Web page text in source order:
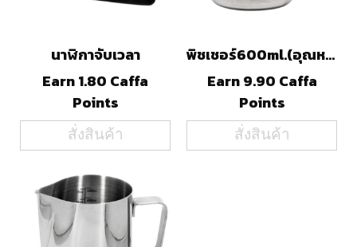
นาฬิกาจับเวลา
Earn 1.80 Caffa
Points
สั่งสินค้า
พิชเชอร์600ml.(อุณหภูมิ)
Earn 9.90 Caffa
Points
สั่งสินค้า